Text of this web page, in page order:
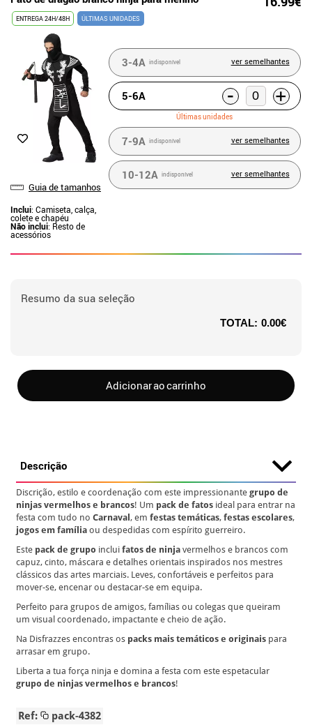
ENTREGA 24H/48H ÚLTIMAS UNIDADES
Guia de tamanhos
Inclui: Camiseta, calça,
colete e chapéu
Não inclui: Resto de
acessórios
3-4A indisponível ver semelhantes
5-6A - +
Últimas unidades
7-9A indisponível ver semelhantes
10-12A indisponível ver semelhantes
Resumo da sua seleção
TOTAL: 0.00€
Adicionar ao carrinho
Descrição
Discrição, estilo e coordenação com este impressionantegrupo de
ninjas vermelhos e brancos! Um pack de fatos ideal para entrar na
festa com tudo noCarnaval, emfestas temáticas,festas escolares,
jogos em família ou despedidas com espírito guerreiro.
Este pack de grupo incluifatos de ninja vermelhos e brancos com
capuz, cinto, máscara e detalhes orientais inspirados nos mestres
clássicos das artes marciais. Leves, confortáveis e perfeitos para
mover-se, encenar ou destacar-se em equipa.
Perfeito para grupos de amigos, famílias ou colegas que queiram
um visual coordenado, impactante e cheio de ação.
Na Disfrazzes encontras os packs mais temáticos e originais para
arrasar em grupo.
Liberta a tua força ninja e domina a festa com este espetacular
grupo de ninjas vermelhos e brancos!
Ref: pack-4382